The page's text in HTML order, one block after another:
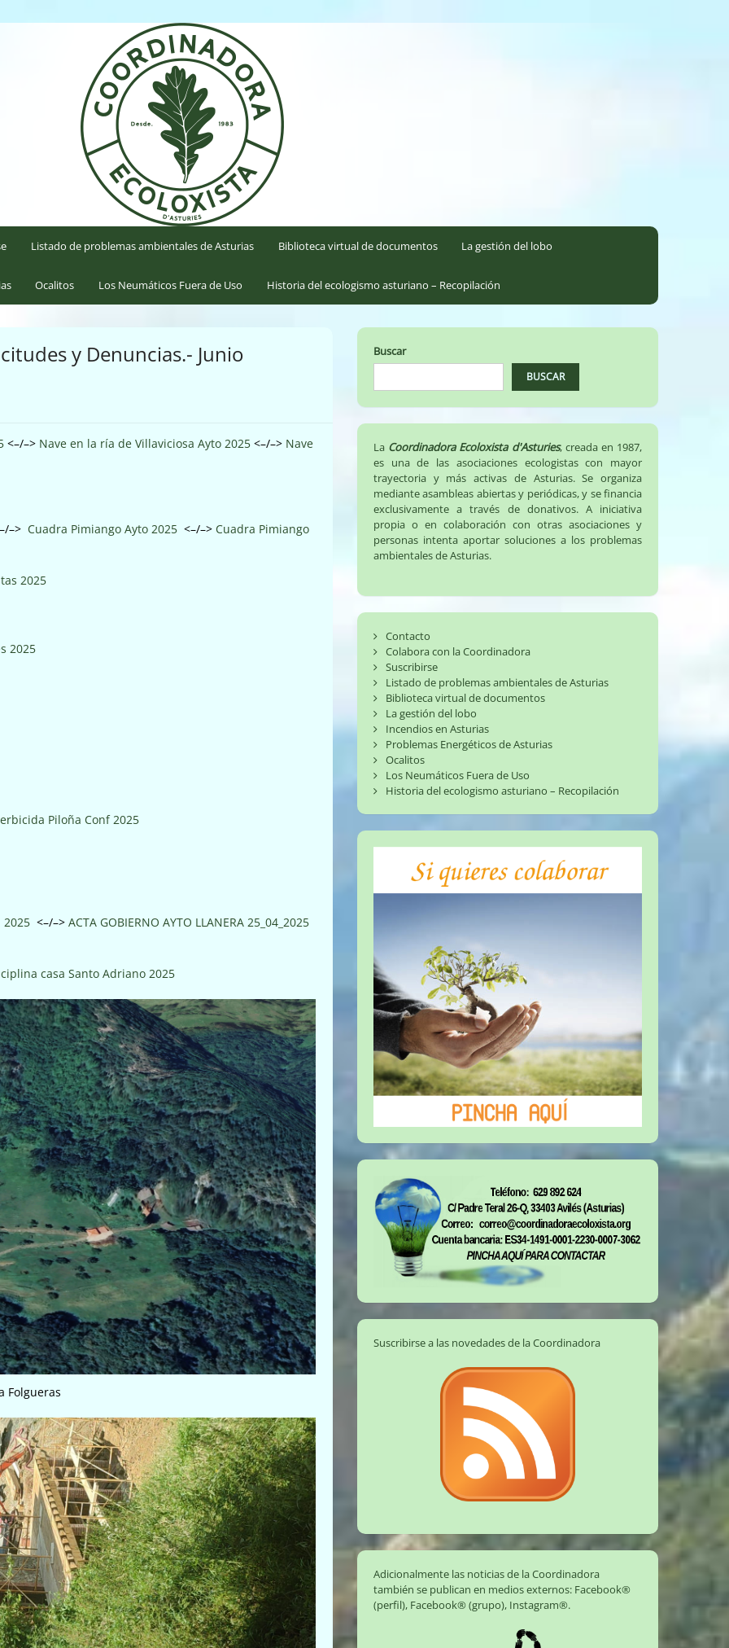
Listado de problemas ambientales de Asturias Biblioteca virtual de documentos La gestión del lobo
Ocalitos Los Neumáticos Fuera de Uso Historia del ecologismo asturiano – Recopilación
y Denuncias.- Junio
<–/–> Nave en la ría de Villaviciosa Ayto 2025 <–/–> Nave
–> Cuadra Pimiango Ayto 2025 <–/–> Cuadra Pimiango
2025
2025
Piloña Conf 2025
2025 <–/–> ACTA GOBIERNO AYTO LLANERA 25_04_2025
casa Santo Adriano 2025
Folgueras
Buscar
BUSCAR
La Coordinadora Ecoloxista d'Asturies, creada en 1987,
es una de las asociaciones ecologistas con mayor
trayectoria y más activas de Asturias. Se organiza
mediante asambleas abiertas y periódicas, y se financia
exclusivamente a través de donativos. A iniciativa
propia o en colaboración con otras asociaciones y
personas intenta aportar soluciones a los problemas
ambientales de Asturias.
Contacto
Colabora con la Coordinadora
Suscribirse
Listado de problemas ambientales de Asturias
Biblioteca virtual de documentos
La gestión del lobo
Incendios en Asturias
Problemas Energéticos de Asturias
Ocalitos
Los Neumáticos Fuera de Uso
Historia del ecologismo asturiano – Recopilación
Suscribirse a las novedades de la Coordinadora
Adicionalmente las noticias de la Coordinadora
también se publican en medios externos: Facebook®
(perfil), Facebook® (grupo), Instagram®.